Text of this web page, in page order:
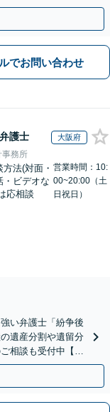
でお問い合わせ
弁護士 大阪府
事務所
方法(対面・
・ビデオな
応相談
営業時間：10:
00~20:00（土
日祝日）
い弁護士「紛争後
遺産分割や遺留分
相談も受付中【夜